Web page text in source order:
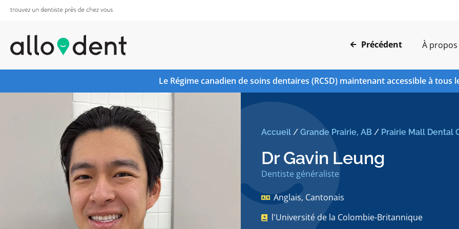
Précédent À propos
Le Régime canadien de soins dentaires (RCSD) maintenant accessible à tous
Accueil/ Grande Prairie, AB / Prairie Mall Dental
Dr Gavin Leung
Dentiste généraliste
Anglais, Cantonais
l'Université de la Colombie-Britannique